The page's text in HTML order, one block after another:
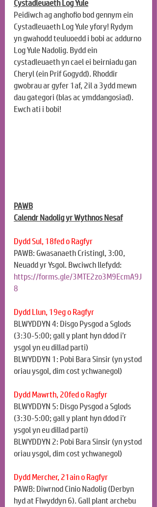
Cystadleuaeth Log Yule
Peidiwch ag anghofio bod gennym ein
Cystadleuaeth Log Yule yfory! Rydym
yn gwahodd teuluoedd i bobi ac addurno
Log Yule Nadolig. Bydd ein
cystadleuaeth yn cael ei beirniadu gan
Cheryl (ein Prif Gogydd). Rhoddir
gwobrau ar gyfer 1af, 2il a 3ydd mewn
dau gategori (blas ac ymddangosiad).
Ewch ati i bobi!
PAWB
Calendr Nadolig yr Wythnos Nesaf
Dydd Sul, 18fed o Ragfyr
PAWB: Gwasanaeth Cristingl, 3:00,
Neuadd yr Ysgol. Bwciwch llefydd:
https://forms.gle/3MTE2zo3M9EcmA9J
8
Dydd Llun, 19eg o Ragfyr
BLWYDDYN 4: Disgo Pysgod a Sglods
(3:30-5:00; gall y plant hyn ddod i’r
ysgol yn eu dillad parti)
BLWYDDYN 1: Pobi Bara Sinsir (yn ystod
oriau ysgol, dim cost ychwanegol)
Dydd Mawrth, 20fed o Ragfyr
BLWYDDYN 5: Disgo Pysgod a Sglods
(3:30-5:00; gall y plant hyn ddod i’r
ysgol yn eu dillad parti)
BLWYDDYN 2: Pobi Bara Sinsir (yn ystod
oriau ysgol, dim cost ychwanegol)
Dydd Mercher, 21ain o Ragfyr
PAWB: Diwrnod Cinio Nadolig (Derbyn
hyd at Flwyddyn 6). Gall plant archebu